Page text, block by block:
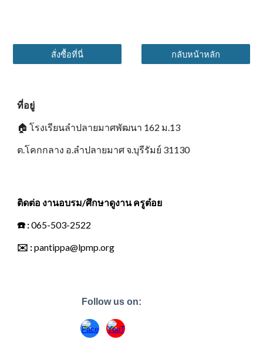
สั่งซื้อที่นี่ กลับหน้าหลัก
ที่อยู่
🏠โรงเรียนลำปลายมาศพัฒนา 162 ม.13
ต.โคกกลาง อ.ลำปลายมาศ จ.บุรีรัมย์ 31130
ติดต่อ งานอบรม/ศึกษาดูงาน ครูต๋อย
☎️ :065-503-2522
✉️ :pantippa@lpmp.org
Follow us on: